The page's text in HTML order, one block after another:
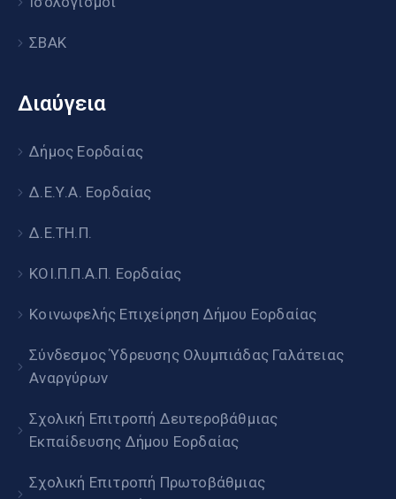
ΣΒΑΚ
Διαύγεια
Δήμος Εορδαίας
Δ.Ε.Υ.Α. Εορδαίας
Δ.Ε.ΤΗ.Π.
ΚΟΙ.Π.Π.Α.Π. Εορδαίας
Κοινωφελής Επιχείρηση Δήμου Εορδαίας
Σύνδεσμος Ύδρευσης Ολυμπιάδας Γαλάτειας
Αναργύρων
Σχολική Επιτροπή Δευτεροβάθμιας
Εκπαίδευσης Δήμου Εορδαίας
Σχολική Επιτροπή Πρωτοβάθμιας